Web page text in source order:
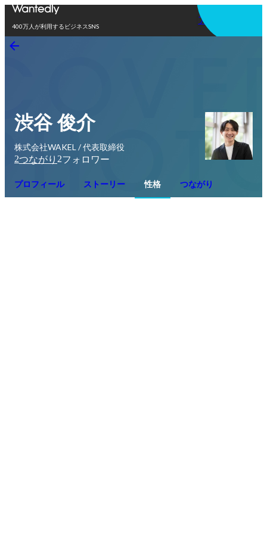
400万人が利用するビジネスSNS
アプリを使う
渋谷 俊介
株式会社WAKEL / 代表取締役
2つながり 2フォロワー
プロフィール ストーリー 性格 つながり